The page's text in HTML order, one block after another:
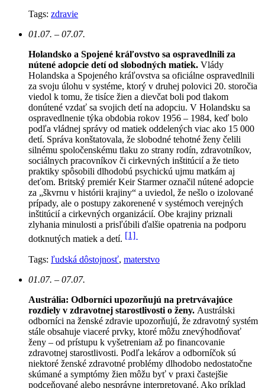
Tags: zdravie
01.07. – 07.07.
Holandsko a Spojené kráľovstvo sa ospravedlnili za
nútené adopcie detí od slobodných matiek. Vlády
Holandska a Spojeného kráľovstva sa oficiálne ospravedlnili
za svoju úlohu v systéme, ktorý v druhej polovici 20. storočia
viedol k tomu, že tisíce žien a dievčat boli pod tlakom
donútené vzdať sa svojich detí na adopciu. V Holandsku sa
ospravedlnenie týka obdobia rokov 1956 – 1984, keď bolo
podľa vládnej správy od matiek oddelených viac ako 15 000
detí. Správa konštatovala, že slobodné tehotné ženy čelili
silnému spoločenskému tlaku zo strany rodín, zdravotníkov,
sociálnych pracovníkov či cirkevných inštitúcií a že tieto
praktiky spôsobili dlhodobú psychickú ujmu matkám aj
deťom. Britský premiér Keir Starmer označil nútené adopcie
za „škvrnu v histórii krajiny“ a uviedol, že nešlo o izolované
prípady, ale o postupy zakorenené v systémoch verejných
inštitúcií a cirkevných organizácií. Obe krajiny priznali
zlyhania minulosti a prisľúbili ďalšie opatrenia na podporu
dotknutých matiek a detí. [1]
Tags: ľudská dôstojnosť, materstvo
01.07. – 07.07.
Austrália: Odborníci upozorňujú na pretrvávajúce
rozdiely v zdravotnej starostlivosti o ženy. Austrálski
odborníci na ženské zdravie upozorňujú, že zdravotný systém
stále obsahuje viaceré prvky, ktoré môžu znevýhodňovať
ženy – od prístupu k vyšetreniam až po financovanie
zdravotnej starostlivosti. Podľa lekárov a odborníčok sú
niektoré ženské zdravotné problémy dlhodobo nedostatočne
skúmané a symptómy žien môžu byť v praxi častejšie
podceňované alebo nesprávne interpretované. Ako príklad